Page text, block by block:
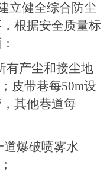
立健全综合防尘
根据安全质量标
有产尘和接尘地
皮带巷每50m设
其他巷道每
道爆破喷雾水